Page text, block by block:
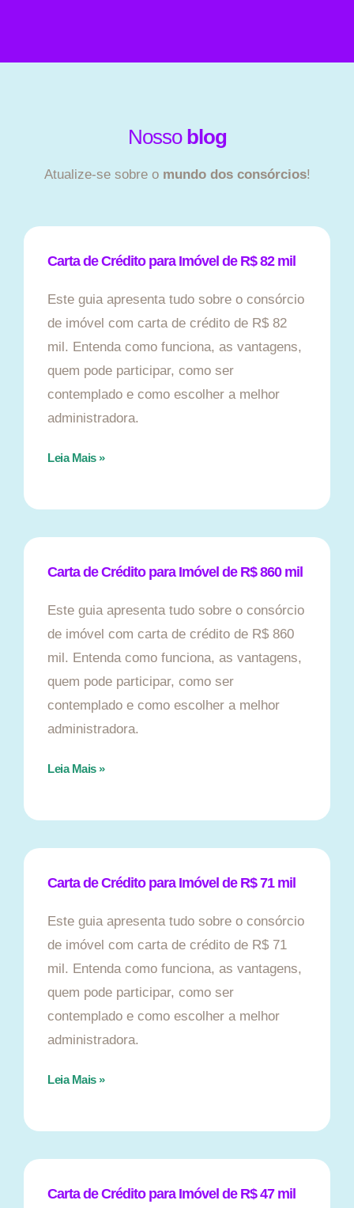
Nosso blog
Atualize-se sobre o mundo dos consórcios!
Carta de Crédito para Imóvel de R$ 82 mil
Este guia apresenta tudo sobre o consórcio
de imóvel com carta de crédito de R$ 82
mil. Entenda como funciona, as vantagens,
quem pode participar, como ser
contemplado e como escolher a melhor
administradora.
Leia Mais »
Carta de Crédito para Imóvel de R$ 860 mil
Este guia apresenta tudo sobre o consórcio
de imóvel com carta de crédito de R$ 860
mil. Entenda como funciona, as vantagens,
quem pode participar, como ser
contemplado e como escolher a melhor
administradora.
Leia Mais »
Carta de Crédito para Imóvel de R$ 71 mil
Este guia apresenta tudo sobre o consórcio
de imóvel com carta de crédito de R$ 71
mil. Entenda como funciona, as vantagens,
quem pode participar, como ser
contemplado e como escolher a melhor
administradora.
Leia Mais »
Carta de Crédito para Imóvel de R$ 47 mil